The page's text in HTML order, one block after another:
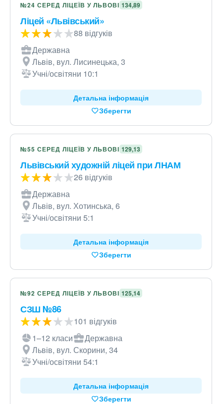
№24 СЕРЕД ЛІЦЕЇВ У ЛЬВОВІ 134,89
Ліцей «Львівський»
88 відгуків
Державна
Львів, вул. Лисинецька, 3
Учні/освітяни 10:1
Детальна інформація
Зберегти
№55 СЕРЕД ЛІЦЕЇВ У ЛЬВОВІ 129,13
Львівський художній ліцей при ЛНАМ
26 відгуків
Державна
Львів, вул. Хотинська, 6
Учні/освітяни 5:1
Детальна інформація
Зберегти
№92 СЕРЕД ЛІЦЕЇВ У ЛЬВОВІ 125,14
СЗШ №86
101 відгуків
1–12 класи
Державна
Львів, вул. Скорини, 34
Учні/освітяни 54:1
Детальна інформація
Зберегти